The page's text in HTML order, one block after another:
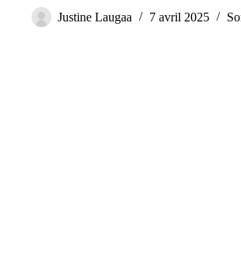
Justine Laugaa 7 avril 2025